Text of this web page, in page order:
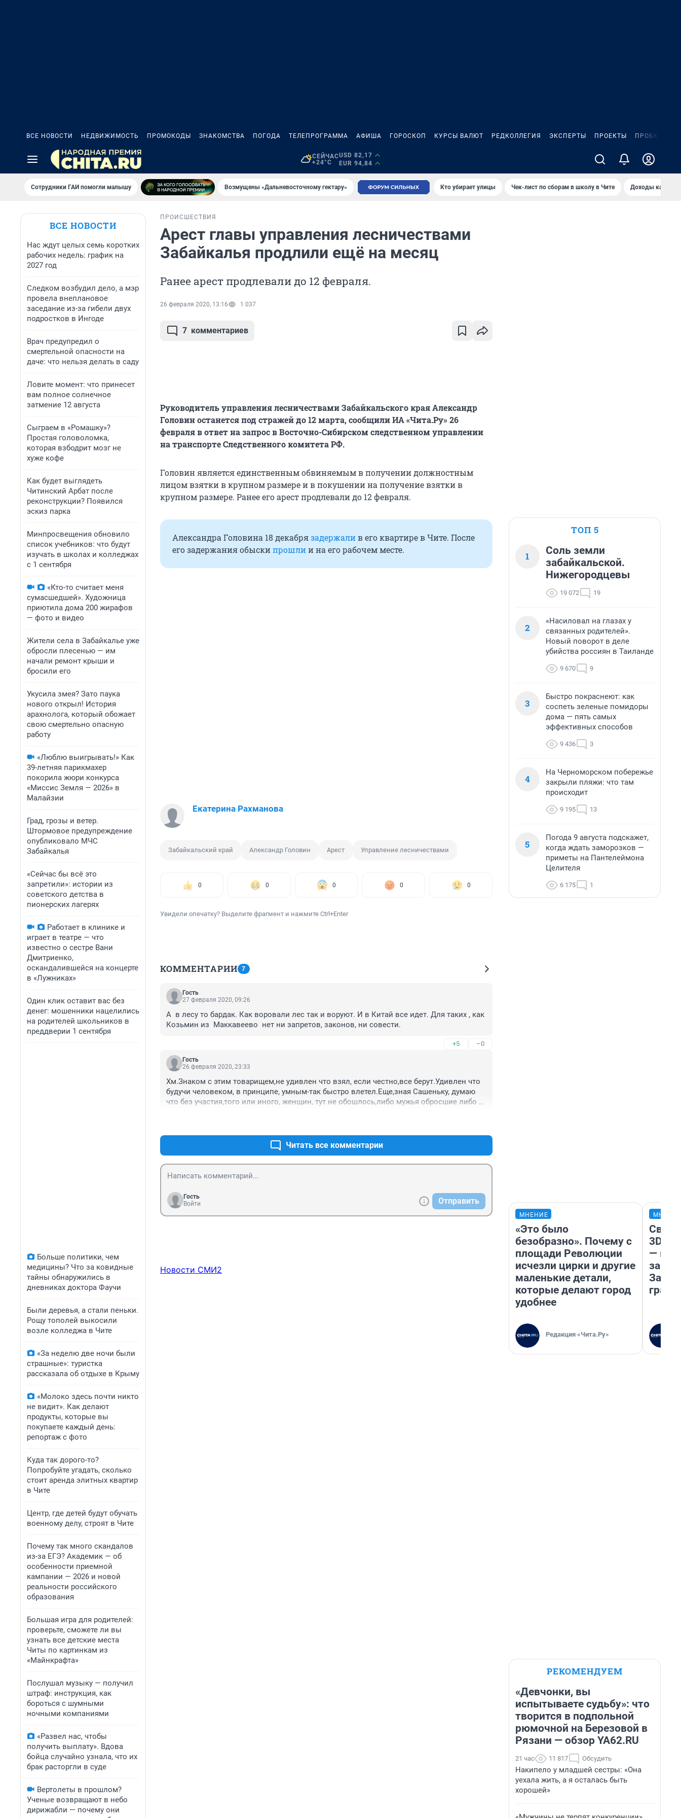
ВСЕ НОВОСТИ НЕДВИЖИМОСТЬ ПРОМОКОДЫ ЗНАКОМСТВА ПОГОДА ТЕЛЕПРОГРАММА АФИША ГОРОСКОП КУРСЫ ВАЛЮТ РЕДКОЛЛЕГИЯ ЭКСПЕРТЫ ПРОЕКТЫ ПРОБКИ
СЕЙЧАС
+24°C
USD 82,17
EUR 94,84
Сотрудники ГАИ помогли малышу Возмущены «Дальневосточному гектару» Кто убирает улицы Чек-лист по сборам в школу в Чите Доходы
ВСЕ НОВОСТИ
Нас ждут целых семь коротких
рабочих недель: график на
2027 год
Следком возбудил дело, а мэр
провела внеплановое
заседание из-за гибели двух
подростков в Ингоде
Врач предупредил о
смертельной опасности на
даче: что нельзя делать в саду
Ловите момент: что принесет
вам полное солнечное
затмение 12 августа
Сыграем в «Ромашку»?
Простая головоломка,
которая взбодрит мозг не
хуже кофе
Как будет выглядеть
Читинский Арбат после
реконструкции? Появился
эскиз парка
Минпросвещения обновило
список учебников: что будут
изучать в школах и колледжах
с 1 сентября
«Кто-то считает меня
сумасшедшей». Художница
приютила дома 200 жирафов
— фото и видео
Жители села в Забайкалье уже
обросли плесенью — им
начали ремонт крыши и
бросили его
Укусила змея? Зато паука
нового открыл! История
арахнолога, который обожает
свою смертельно опасную
работу
«Люблю выигрывать!» Как
39-летняя парикмахер
покорила жюри конкурса
«Миссис Земля — 2026» в
Малайзии
Град, грозы и ветер.
Штормовое предупреждение
опубликовало МЧС
Забайкалья
«Сейчас бы всё это
запретили»: истории из
советского детства в
пионерских лагерях
Работает в клинике и
играет в театре — что
известно о сестре Вани
Дмитриенко,
оскандалившейся на концерте
в «Лужниках»
Один клик оставит вас без
денег: мошенники нацелились
на родителей школьников в
преддверии 1 сентября
Больше политики, чем
медицины? Что за ковидные
тайны обнаружились в
дневниках доктора Фаучи
Были деревья, а стали пеньки.
Рощу тополей выкосили
возле колледжа в Чите
«За неделю две ночи были
страшные»: туристка
рассказала об отдыхе в Крыму
«Молоко здесь почти никто
не видит». Как делают
продукты, которые вы
покупаете каждый день:
репортаж с фото
Куда так дорого-то?
Попробуйте угадать, сколько
стоит аренда элитных квартир
в Чите
Центр, где детей будут обучать
военному делу, строят в Чите
Почему так много скандалов
из-за ЕГЭ? Академик — об
особенности приемной
кампании — 2026 и новой
реальности российского
образования
Большая игра для родителей:
проверьте, сможете ли вы
узнать все детские места
Читы по картинкам из
«Майнкрафта»
Послушал музыку — получил
штраф: инструкция, как
бороться с шумными
ночными компаниями
«Развел нас, чтобы
получить выплату». Вдова
бойца случайно узнала, что их
брак расторгли в суде
Вертолеты в прошлом?
Ученые возвращают в небо
дирижабли — почему они
ПРОИСШЕСТВИЯ
Арест главы управления лесничествами
Забайкалья продлили ещё на месяц
Ранее арест продлевали до 12 февраля.
26 февраля 2020, 13:16 1 037
7 комментариев
Руководитель управления лесничествами Забайкальского края Александр
Головин останется под стражей до 12 марта, сообщили ИА «Чита.Ру» 26
февраля в ответ на запрос в Восточно-Сибирском следственном управлении
на транспорте Следственного комитета РФ.
Головин является единственным обвиняемым в получении должностным
лицом взятки в крупном размере и в покушении на получение взятки в
крупном размере. Ранее его арест продлевали до 12 февраля.
Александра Головина 18 декабрязадержалив его квартире в Чите. После
его задержания обыскипрошлии на его рабочем месте.
Екатерина Рахманова
Забайкальский край Александр Головин Арест Управление лесничествами
0 0 0 0 0
Увидели опечатку? Выделите фрагмент и нажмите Ctrl+Enter
КОММЕНТАРИИ 7
Гость
27 февраля 2020, 09:26
А  в лесу то бардак. Как воровали лес так и воруют. И в Китай все идет. Для таких , как
Козьмин из  Маккавеево  нет ни запретов, законов, ни совести.
+5 –0
Гость
26 февраля 2020, 23:33
Хм.Знаком с этим товарищем,не удивлен что взял, если честно,все берут.Удивлен что
будучи человеком, в принципе, умным-так быстро влетел.Еще,зная Сашеньку, думаю
что без участия,того или иного, женщин, тут не обошлось,либо мужья обросшие либо
Читать все комментарии
Гость
Войти
Отправить
Новости СМИ2
ТОП 5
1
Соль земли
забайкальской.
Нижегородцевы
19 072 19
2
«Насиловал на глазах у
связанных родителей».
Новый поворот в деле
убийства россиян в Таиланде
9 670 9
3
Быстро покраснеют: как
соспеть зеленые помидоры
дома — пять самых
эффективных способов
9 436 3
4
На Черноморском побережье
закрыли пляжи: что там
происходит
9 195 13
5
Погода 9 августа подскажет,
когда ждать заморозков —
приметы на Пантелеймона
Целителя
6 175 1
МНЕНИЕ
«Это было
безобразно». Почему с
площади Революции
исчезли цирки и другие
маленькие детали,
которые делают город
удобнее
Редакция «Чита.Ру»
— как
РЕКОМЕНДУЕМ
«Девчонки, вы
испытываете судьбу»: что
творится в подпольной
рюмочной на Березовой в
Рязани — обзор YA62.RU
21 час 11 817 Обсудить
Накипело у младшей сестры: «Она
уехала жить, а я осталась быть
хорошей»